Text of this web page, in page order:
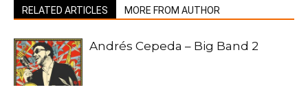
RELATED ARTICLES MORE FROM AUTHOR
Andrés Cepeda – Big Band 2